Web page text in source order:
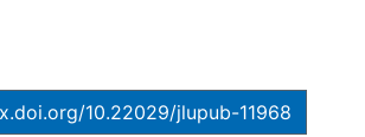
10.22029/jlupub-11968